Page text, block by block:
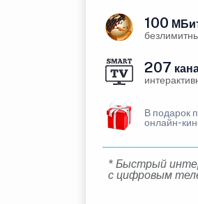
100
207
В подарок
онлайн-
* Быстрый
с цифровым